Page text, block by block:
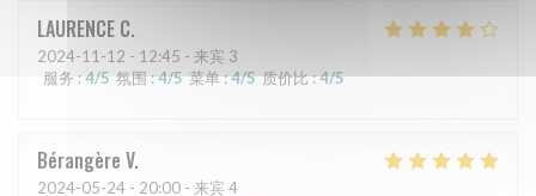
LAURENCE C
2024-11-12 - 12:45 - 来宾 3
服务 :4/5 氛围:4/5 菜单:4/5 质价比:4/5
Bérangère V
2024-05-24 - 20:00 - 来宾 4